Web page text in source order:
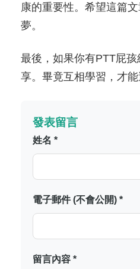
康的重要性。希望這篇
夢。
最後，如果你有PTT屁
享。畢竟互相學習，才能
發表留言
姓名 *
電子郵件 (不會公開) *
留言內容 *